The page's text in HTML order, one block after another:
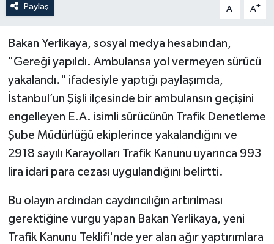
Paylaş A- A+
Bakan Yerlikaya, sosyal medya hesabından,
"Gereği yapıldı. Ambulansa yol vermeyen sürücü
yakalandı." ifadesiyle yaptığı paylaşımda,
İstanbul’un Şişli ilçesinde bir ambulansın geçişini
engelleyen E.A. isimli sürücünün Trafik Denetleme
Şube Müdürlüğü ekiplerince yakalandığını ve
2918 sayılı Karayolları Trafik Kanunu uyarınca 993
lira idari para cezası uygulandığını belirtti.
Bu olayın ardından caydırıcılığın artırılması
gerektiğine vurgu yapan Bakan Yerlikaya, yeni
Trafik Kanunu Teklifi'nde yer alan ağır yaptırımlara